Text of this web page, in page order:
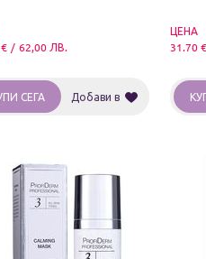
€ / 62,00 ЛВ.
СЕГА Добави в
ЦЕНА
31.70 €